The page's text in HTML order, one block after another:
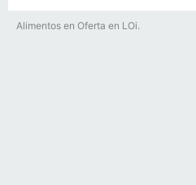
Alimentos en Oferta en LOi.